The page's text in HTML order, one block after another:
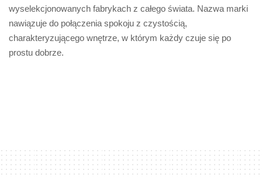
wyselekcjonowanych fabrykach z całego świata. Nazwa marki
nawiązuje do połączenia spokoju z czystością,
charakteryzującego wnętrze, w którym każdy czuje się po
prostu dobrze.